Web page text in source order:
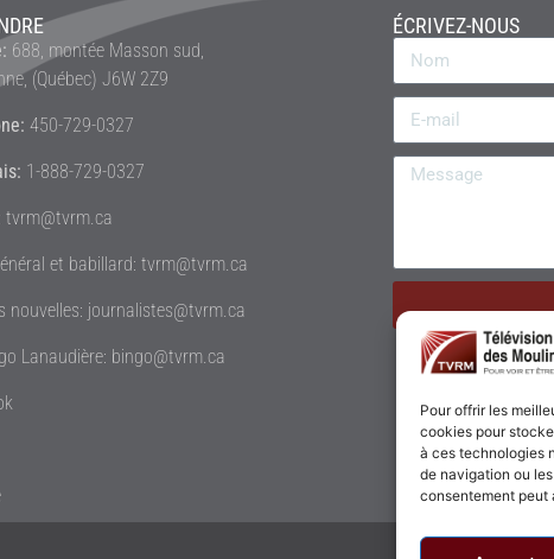
Pour offrir les
cookies pour
à ces technologies
de navigation ou
consentement peut
688, montée Masson sud,
(Québec) J6W 2Z9
450-729-0327
1-888-729-0327
tvrm@tvrm.ca
et babillard: tvrm@tvrm.ca
nouvelles: journalistes@tvrm.ca
Lanaudière: bingo@tvrm.ca
ÉCRIVEZ-NOUS